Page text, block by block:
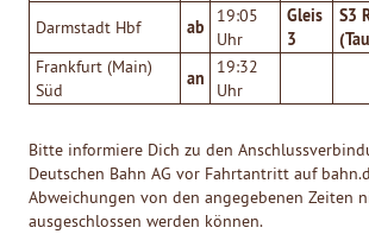
Darmstadt Hbf ab
19:05
Uhr
Gleis
3
S3
Frankfurt (Main)
Süd
an
19:32
Uhr
Bitte informiere Dich zu den
Deutschen Bahn AG vor Fahrtantritt auf
Abweichungen von den angegebenen Zeiten
ausgeschlossen werden können.